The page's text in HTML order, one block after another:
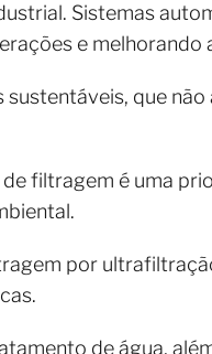
Sistemas
e melhorando
que
filtragem é uma
por
de água,